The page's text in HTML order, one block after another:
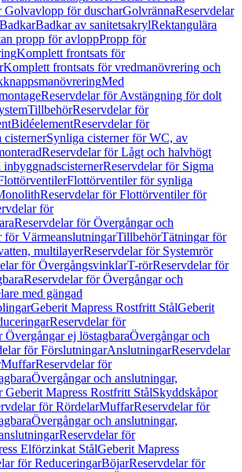
Golvavlopp för duscharGolvrännaReservdelar
BadkarBadkar av sanitetsakrylRektangulära
propp för avloppPropp för
Komplett frontsats för
Komplett frontsats för vredmanövrering och
Med
Reservdelar för Avstängning för dolt
TillbehörReservdelar för
BidéelementReservdelar för
cisternerSynliga cisterner för WC, av
Reservdelar för Lågt och halvhögt
inbyggnadscisternerReservdelar för Sigma
Flottörventiler för synliga
Reservdelar för Flottörventiler för
för
Reservdelar för Övergångar och
för VärmeanslutningarTillbehörTätningar för
multilayerReservdelar för Systemrör
för ÖvergångsvinklarT-rörReservdelar för
Reservdelar för Övergångar och
med gängad
Geberit Mapress Rostfritt StålGeberit
Reservdelar för
Övergångar ej löstagbaraÖvergångar och
för FörslutningarAnslutningarReservdelar
MuffarReservdelar för
Övergångar och anslutningar,
Mapress Rostfritt StålSkyddskåpor
för RördelarMuffarReservdelar för
Övergångar och anslutningar,
Reservdelar för
Elförzinkat StålGeberit Mapress
för ReduceringarBöjarReservdelar för